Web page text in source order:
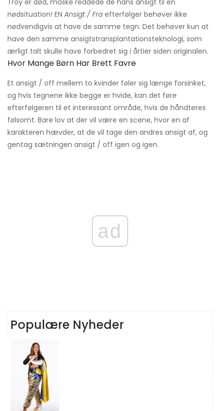
Troy er død, måske reddede de hans ansigt til en
nødsituation! EN Ansigt / Fra efterfølger behøver ikke
nødvendigvis at have de samme tegn. Det behøver kun at
have den samme ansigtstransplantationsteknologi, som
ærligt talt skulle have forbedret sig i årtier siden originalen.
Hvor Mange Børn Har Brett Favre
Et ansigt / off mellem to kvinder føler sig længe forsinket,
og hvis tegnene ikke begge er hvide, kan det føre
efterfølgeren til et interessant område, hvis de håndteres
følsomt. Bare lov at der vil være en scene, hvor en af ​​
karakteren hævder, at de vil tage den andres ansigt af, og
gentag sætningen ansigt / off igen og igen.
ad
Populære Nyheder